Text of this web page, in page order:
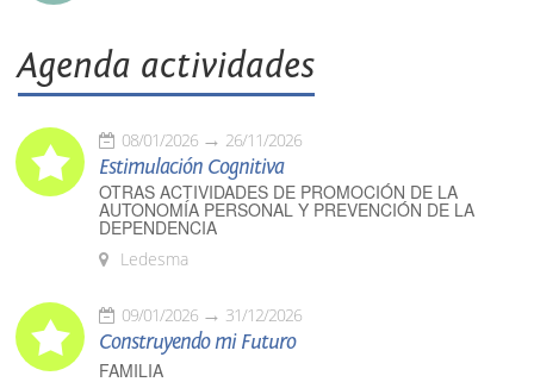
Agenda actividades
08/01/2026 26/11/2026
Estimulación Cognitiva
OTRAS ACTIVIDADES DE PROMOCIÓN DE LA
AUTONOMÍA PERSONAL Y PREVENCIÓN DE LA
DEPENDENCIA
Ledesma
09/01/2026 31/12/2026
Construyendo mi Futuro
FAMILIA